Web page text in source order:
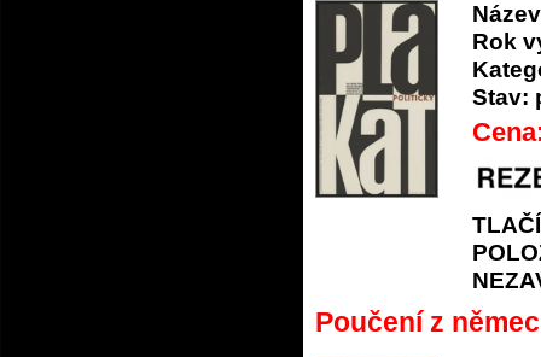
Rok
Stav:
Poučení z